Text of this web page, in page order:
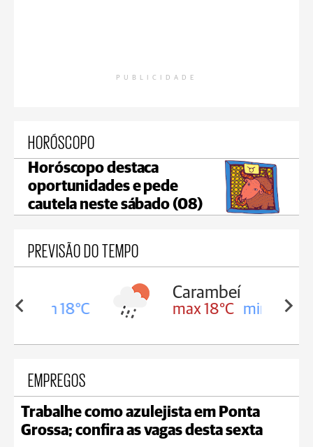
PUBLICIDADE
HORÓSCOPO
Horóscopo destaca
oportunidades e pede
cautela neste sábado (08)
PREVISÃO DO TEMPO
18°C
Carambeí
max 18°C min 17°C
EMPREGOS
Trabalhe como azulejista em Ponta
Grossa; confira as vagas desta sexta